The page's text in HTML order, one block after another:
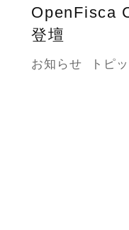
OpenFisca
登壇
お知らせ トピ